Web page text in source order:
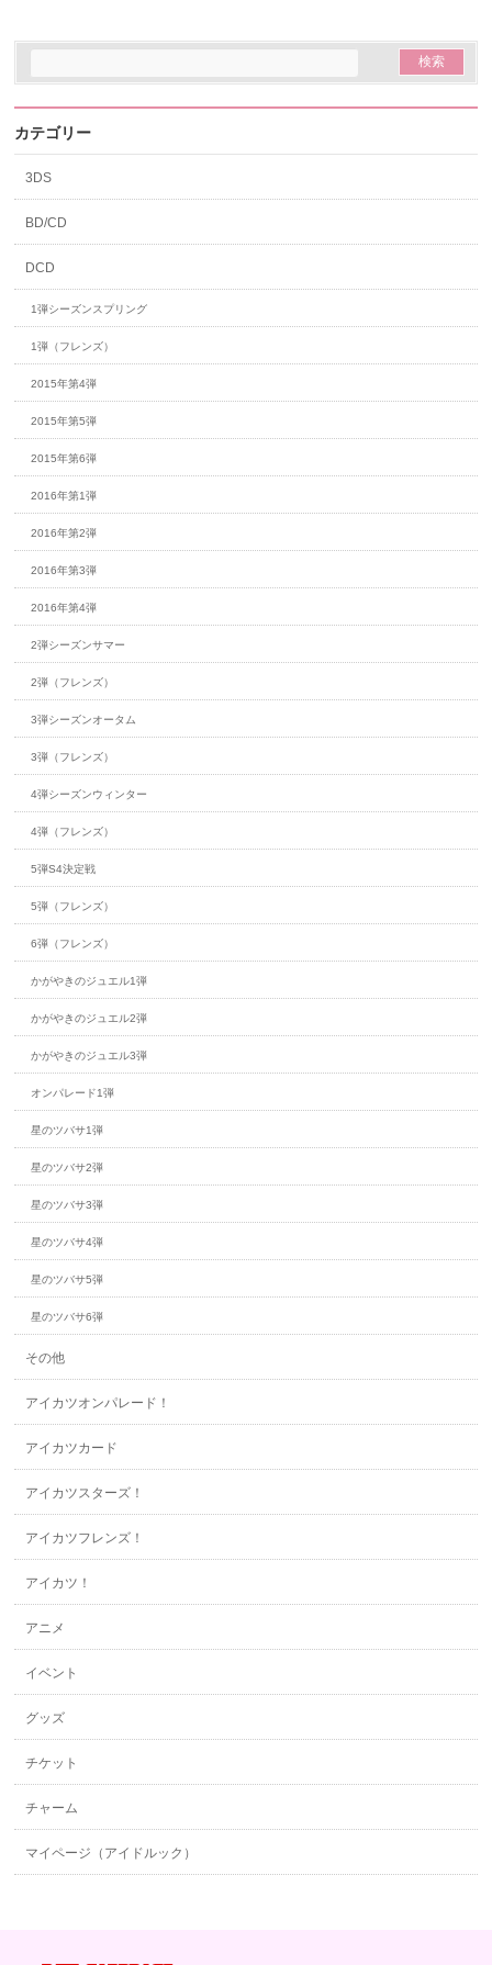
カテゴリー
3DS
BD/CD
DCD
1弾シーズンスプリング
1弾（フレンズ）
2015年第4弾
2015年第5弾
2015年第6弾
2016年第1弾
2016年第2弾
2016年第3弾
2016年第4弾
2弾シーズンサマー
2弾（フレンズ）
3弾シーズンオータム
3弾（フレンズ）
4弾シーズンウィンター
4弾（フレンズ）
5弾S4決定戦
5弾（フレンズ）
6弾（フレンズ）
かがやきのジュエル1弾
かがやきのジュエル2弾
かがやきのジュエル3弾
オンパレード1弾
星のツバサ1弾
星のツバサ2弾
星のツバサ3弾
星のツバサ4弾
星のツバサ5弾
星のツバサ6弾
その他
アイカツオンパレード！
アイカツカード
アイカツスターズ！
アイカツフレンズ！
アイカツ！
アニメ
イベント
グッズ
チケット
チャーム
マイページ（アイドルック）